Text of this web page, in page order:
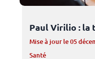
Paul Virilio : la
Mise à jour le 05
Santé